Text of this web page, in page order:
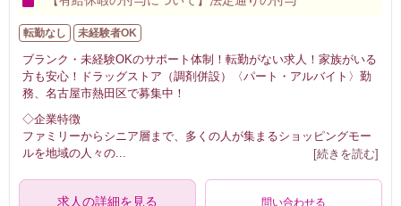
転勤なし 未経験者OK
ブランク・未経験OKのサポート体制！転勤がない求人！家族がいる
方も安心！ドラッグストア（調剤併設）〈パート・アルバイト〉勤
務、名古屋市熱田区で募集中！
◇企業特徴
ファミリーからシニア層まで、多くの人が集まるショッピングモー
ルを地域の人々の... [続きを読む]
求人の詳細を見る 問い合わせる